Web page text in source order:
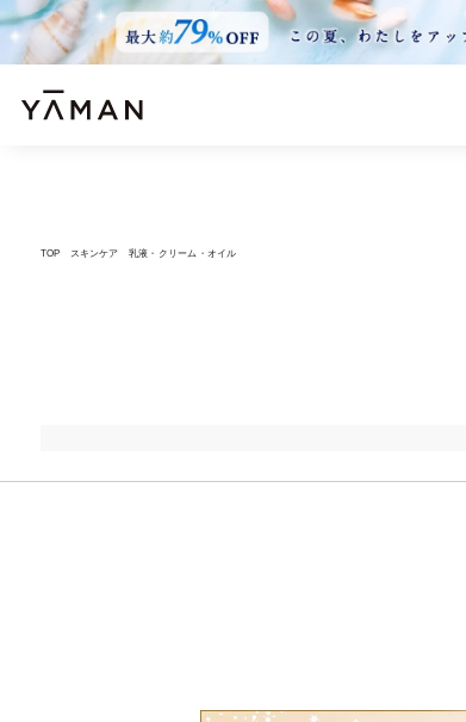
TOP スキンケア 乳液・クリーム・オイル